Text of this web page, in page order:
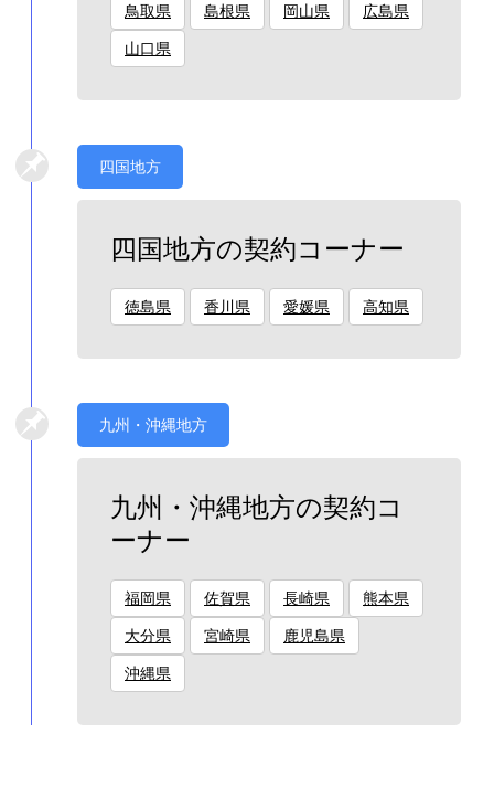
鳥取県 島根県 岡山県 広島県
山口県
四国地方
四国地方の契約コーナー
徳島県 香川県 愛媛県 高知県
九州・沖縄地方
九州・沖縄地方の契約コ
ーナー
福岡県 佐賀県 長崎県 熊本県
大分県 宮崎県 鹿児島県
沖縄県